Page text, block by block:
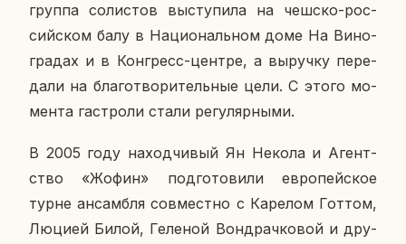
группа со­ли­стов вы­сту­пи­ла на чешско-рос­
сий­ском балу в На­ци­о­наль­ном доме На Ви­но­
гра­дах и в Кон­гресс-центре, а вы­руч­ку пе­ре­
да­ли на бла­го­тво­ри­тель­ные цели. С этого мо­
мен­та га­стро­ли стали ре­гу­ляр­ны­ми.
В 2005 году на­ход­чи­вый Ян Некола и Агент­
ство «Жофин» под­го­то­ви­ли ев­ро­пей­ское
турне ан­сам­бля сов­мест­но с Ка­ре­лом Готтом,
Люцией Билой, Ге­ле­ной Вон­драч­ко­вой и дру­